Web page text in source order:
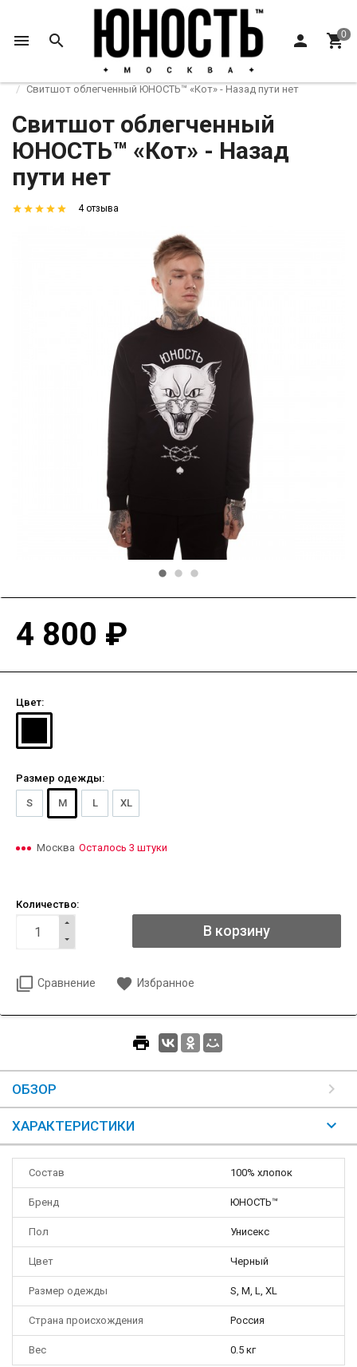
Толстовки
Свитшоты и свитеры
Свитшот облегченный ЮНОСТЬ™ «Кот» - Назад пути нет
Свитшот облегченный
ЮНОСТЬ™ «Кот» - Назад
пути нет
4 отзыва
4 800 ₽
Цвет:
Размер одежды:
S M L XL
Москва Осталось 3 штуки
Количество:
Сравнение Избранное
ОБЗОР
ХАРАКТЕРИСТИКИ
Состав 100% хлопок
Бренд ЮНОСТЬ™
Пол Унисекс
Цвет Черный
Размер одежды S, M, L, XL
Страна происхождения Россия
Вес 0.5 кг